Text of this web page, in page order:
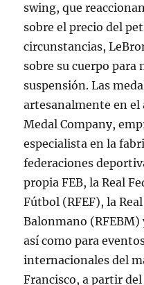
swing, que
sobre el precio del
circunstancias,
sobre su cuerpo para
suspensión. Las
artesanalmente en
Medal Company,
especialista en la
federaciones
propia FEB, la Real
Fútbol (RFEF), la
Balonmano (RFEBM)
así como para
internacionales del
Francisco, a partir